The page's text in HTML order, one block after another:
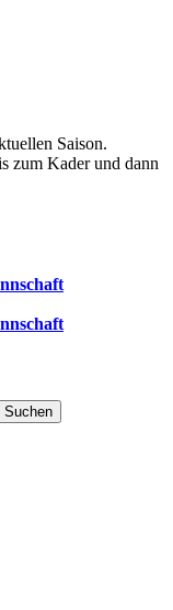
Saison.
zum Kader und dann
Suchen